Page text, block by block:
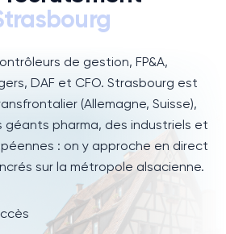
de gestion, FP&A,
DAF et CFO. Strasbourg est
(Allemagne, Suisse),
pharma, des industriels et
: on y approche en direct
sur la métropole alsacienne.